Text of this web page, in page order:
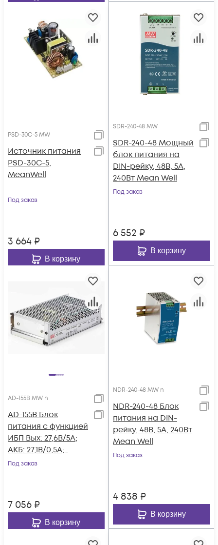
PSD-30C-5 MW
Источник питания
PSD-30C-5,
MeanWell
Под заказ
3 664 ₽
В корзину
SDR-240-48 MW
SDR-240-48 Мощный
блок питания на
DIN-рейку, 48В, 5А,
240Вт Mean Well
Под заказ
6 552 ₽
В корзину
AD-155B MW n
AD-155B Блок
питания c функцией
ИБП Вых: 27,6В/5А;
АКБ: 27,1В/0,5А;
151,55Вт, Mean Well
Под заказ
7 056 ₽
В корзину
NDR-240-48 MW n
NDR-240-48 Блок
питания на DIN-
рейку, 48В, 5А, 240Вт
Mean Well
Под заказ
4 838 ₽
В корзину